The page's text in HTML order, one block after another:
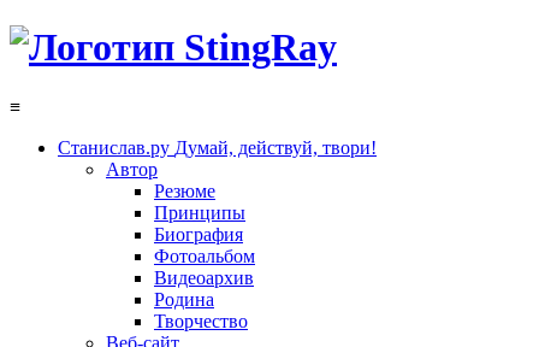
≡
Станислав.ру Думай, действуй, твори!
Автор
Резюме
Принципы
Биография
Фотоальбом
Видеоархив
Родина
Творчество
Веб-сайт